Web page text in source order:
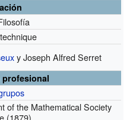
y Joseph Alfred Serret
of the Mathematical Society
(1879)